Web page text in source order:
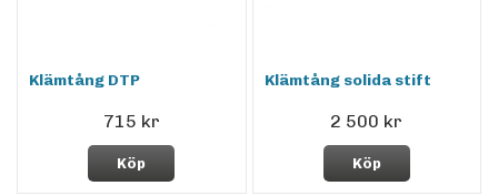
Klämtång DTP
715 kr
Köp
Klämtång solida stift
2 500 kr
Köp